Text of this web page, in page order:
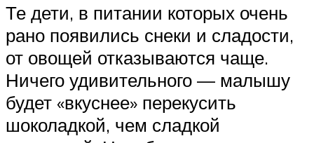
Те дети, в питании которых очень
рано появились снеки и сладости,
от овощей отказываются чаще.
Ничего удивительного — малышу
будет «вкуснее» перекусить
шоколадкой, чем сладкой